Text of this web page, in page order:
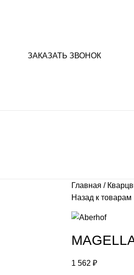
ЗАКАЗАТЬ ЗВОНОК
Главная
Назад к товарам
1 562 ₽